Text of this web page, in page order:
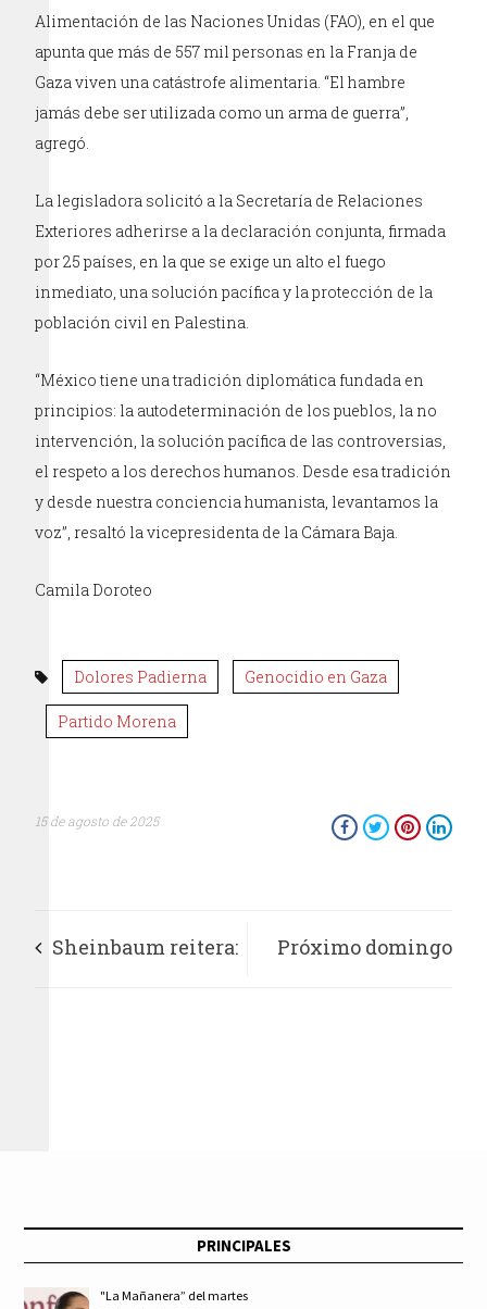
Alimentación de las Naciones Unidas (FAO), en el que
apunta que más de 557 mil personas en la Franja de
Gaza viven una catástrofe alimentaria. “El hambre
jamás debe ser utilizada como un arma de guerra”,
agregó.
La legisladora solicitó a la Secretaría de Relaciones
Exteriores adherirse a la declaración conjunta, firmada
por 25 países, en la que se exige un alto el fuego
inmediato, una solución pacífica y la protección de la
población civil en Palestina.
“México tiene una tradición diplomática fundada en
principios: la autodeterminación de los pueblos, la no
intervención, la solución pacífica de las controversias,
el respeto a los derechos humanos. Desde esa tradición
y desde nuestra conciencia humanista, levantamos la
voz”, resaltó la vicepresidenta de la Cámara Baja.
Camila Doroteo
Dolores Padierna Genocidio en Gaza
Partido Morena
15 de agosto de 2025
Sheinbaum reitera: Próximo domingo
PRINCIPALES
"La Mañanera” del martes